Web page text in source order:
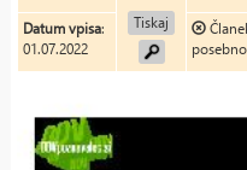
Tiskaj
Datum vpisa:
01.07.2022